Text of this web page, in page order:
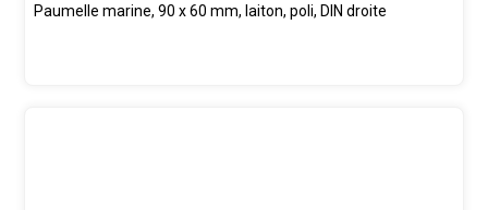
Paumelle marine, 90 x 60 mm, laiton, poli, DIN droite